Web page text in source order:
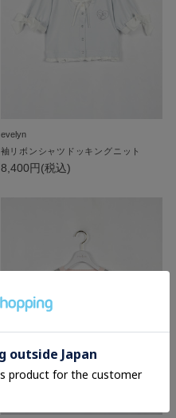
evelyn
袖リボンシャツドッキングニット
8,400円(税込)